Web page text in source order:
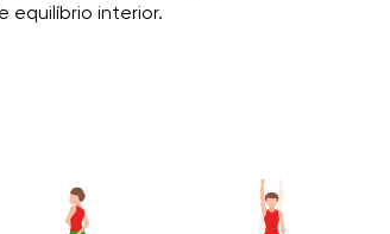
equilíbrio interior.